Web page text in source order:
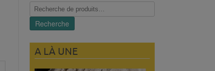
Recherche
pour :
Recherche
A LÀ UNE